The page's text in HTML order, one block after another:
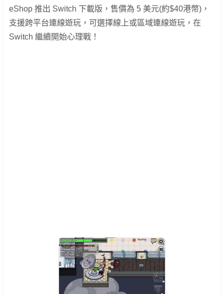
eShop 推出 Switch 下載版，售價為 5 美元(約$40港幣)，
支援跨平台連線遊玩，可選擇線上或區域連線遊玩，在
Switch 繼續開始心理戰！